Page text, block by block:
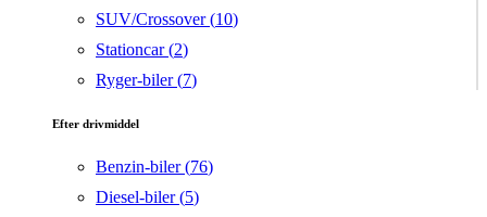
SUV/Crossover (10)
Stationcar (2)
Ryger-biler (7)
Efter drivmiddel
Benzin-biler (76)
Diesel-biler (5)